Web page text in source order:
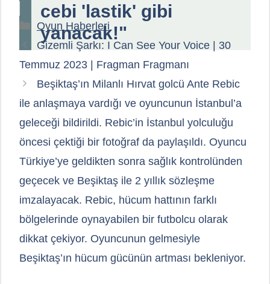
cebi 'lastik' gibi
yanacak!"
Kategoriler
Oyun Haberleri
Gizemli Şarkı: I Can See Your Voice | 30
Temmuz 2023 | Fragman Fragmanı
Beşiktaş’ın Milanlı Hırvat golcü Ante Rebic
ile anlaşmaya vardığı ve oyuncunun İstanbul’a
geleceği bildirildi. Rebic’in İstanbul yolculuğu
öncesi çektiği bir fotoğraf da paylaşıldı. Oyuncu
Türkiye’ye geldikten sonra sağlık kontrolünden
geçecek ve Beşiktaş ile 2 yıllık sözleşme
imzalayacak. Rebic, hücum hattının farklı
bölgelerinde oynayabilen bir futbolcu olarak
dikkat çekiyor. Oyuncunun gelmesiyle
Beşiktaş’ın hücum gücünün artması bekleniyor.